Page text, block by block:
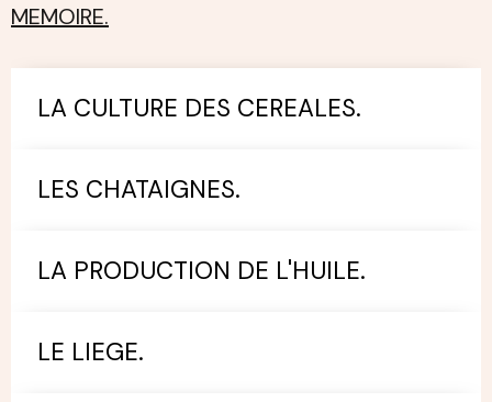
MEMOIRE.
LA CULTURE DES CEREALES.
LES CHATAIGNES.
LA PRODUCTION DE L'HUILE.
LE LIEGE.